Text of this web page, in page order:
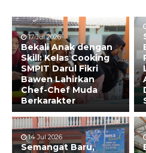
17 Jul 2026
Bekali Anak dengan
Skill: Kelas Cooking
SMPIT Darul Fikri
Bawen Lahirkan
Chef-Chef Muda
Berkarakter
14 Jul 2026
Semangat Baru,